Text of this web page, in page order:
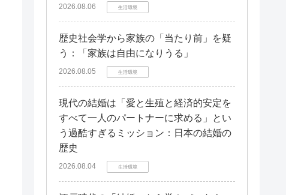
2026.08.06 生活環境
歴史社会学から家族の「当たり前」を疑
う：「家族は自由になりうる」
2026.08.05 生活環境
現代の結婚は「愛と生殖と経済的安定を
すべて一人のパートナーに求める」とい
う過酷すぎるミッション：日本の結婚の
歴史
2026.08.04 生活環境